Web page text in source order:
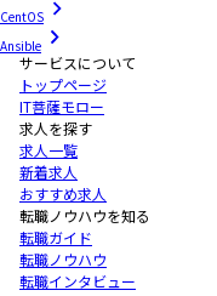
CentOS
Ansible
サービスについて
トップページ
IT菩薩モロー
求人を探す
求人一覧
新着求人
おすすめ求人
転職ノウハウを知る
転職ガイド
転職ノウハウ
転職インタビュー